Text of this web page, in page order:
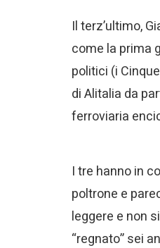
Il terz’ultimo,
come la prima
politici (i
di Alitalia da
ferroviaria
I tre hanno in
poltrone e
leggere e non
“regnato” sei